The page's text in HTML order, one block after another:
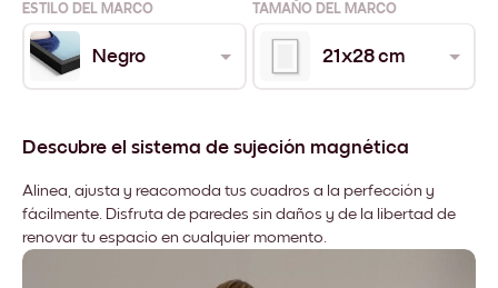
ESTILO DEL MARCO TAMAÑO DEL MARCO
Negro 21x28 cm
Descubre el sistema de sujeción magnética
Alinea, ajusta y reacomoda tus cuadros a la perfección y
fácilmente. Disfruta de paredes sin daños y de la libertad de
renovar tu espacio en cualquier momento.